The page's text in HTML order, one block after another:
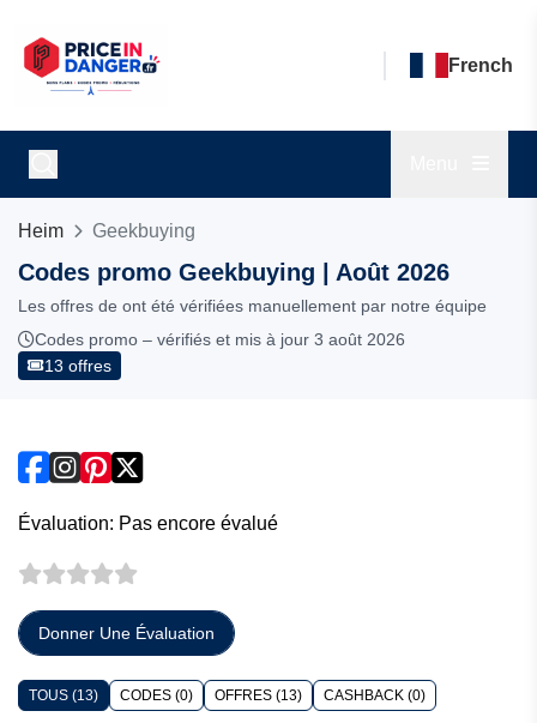
French
Heim Geekbuying
Codes promo Geekbuying | Août 2026
Les offres de ont été vérifiées manuellement par notre équipe
Codes promo – vérifiés et mis à jour 3 août 2026
13 offres
Évaluation: Pas encore évalué
Donner Une Évaluation
TOUS (13) CODES (0) OFFRES (13) CASHBACK (0)